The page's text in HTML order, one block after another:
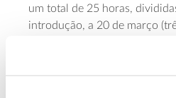
um total de 25 horas,
introdução, a 20 de março (
(quatro horas cada)para,